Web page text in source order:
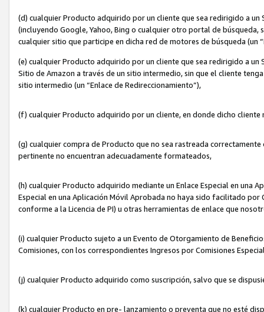
(d) cualquier Producto adquirido por un cliente que sea redirigido a
(incluyendo Google, Yahoo, Bing o cualquier otro portal de
cualquier sitio que participe en dicha red de motores de búsqueda (un
(e) cualquier Producto adquirido por un cliente que sea redirigido a un
Sitio de Amazon a través de un sitio intermedio, sin que el cliente
sitio intermedio (un “Enlace de Redireccionamiento”),
(f) cualquier Producto adquirido por un cliente, en donde dicho
(g) cualquier compra de Producto que no sea rastreada
pertinente no encuentran adecuadamente formateados,
(h) cualquier Producto adquirido mediante un Enlace Especial en una
Especial en una Aplicación Móvil Aprobada no haya sido facilitado
conforme a la Licencia de PI) u otras herramientas de enlace que
(i) cualquier Producto sujeto a un Evento de Otorgamiento de
Comisiones, con los correspondientes Ingresos por Comisiones
(j) cualquier Producto adquirido como suscripción, salvo que se
(k) cualquier Producto en pre- lanzamiento o preventa que no esté